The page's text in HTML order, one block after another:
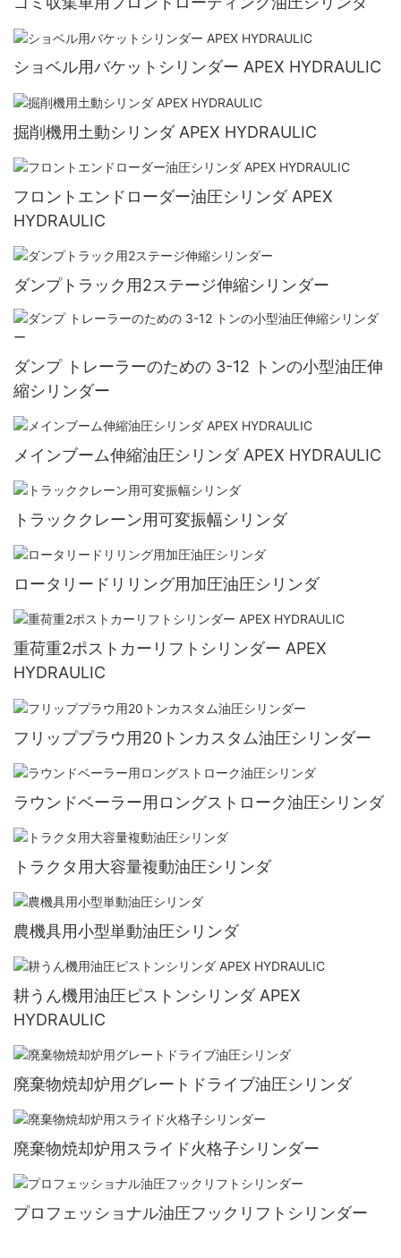
ショベル用バケットシリンダー APEX HYDRAULIC
掘削機用土動シリンダ APEX HYDRAULIC
フロントエンドローダー油圧シリンダ APEX
HYDRAULIC
ダンプトラック用2ステージ伸縮シリンダー
ダンプ トレーラーのための 3-12 トンの小型油圧伸
縮シリンダー
メインブーム伸縮油圧シリンダ APEX HYDRAULIC
トラッククレーン用可変振幅シリンダ
ロータリードリリング用加圧油圧シリンダ
重荷重2ポストカーリフトシリンダー APEX
HYDRAULIC
フリッププラウ用20トンカスタム油圧シリンダー
ラウンドベーラー用ロングストローク油圧シリンダ
トラクタ用大容量複動油圧シリンダ
農機具用小型単動油圧シリンダ
耕うん機用油圧ピストンシリンダ APEX
HYDRAULIC
廃棄物焼却炉用グレートドライブ油圧シリンダ
廃棄物焼却炉用スライド火格子シリンダー
プロフェッショナル油圧フックリフトシリンダー